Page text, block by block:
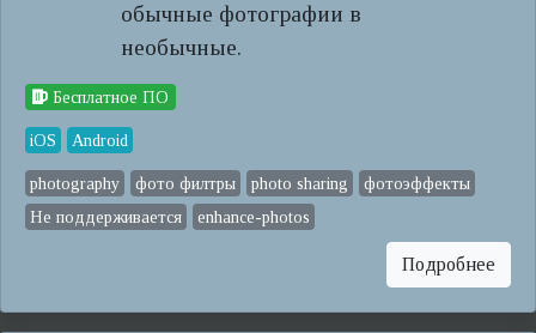
обычные фотографии в
необычные.
Бесплатное ПО
iOS Android
photography фото филтры photo sharing
фотоэффекты
Не поддерживается
enhance-photos
Подробнее